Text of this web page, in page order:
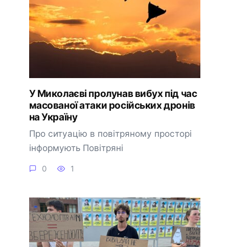
У Миколаєві пролунав вибух під час
масованої атаки російських дронів
на Україну
Про ситуацію в повітряному просторі
інформують Повітряні
0 1